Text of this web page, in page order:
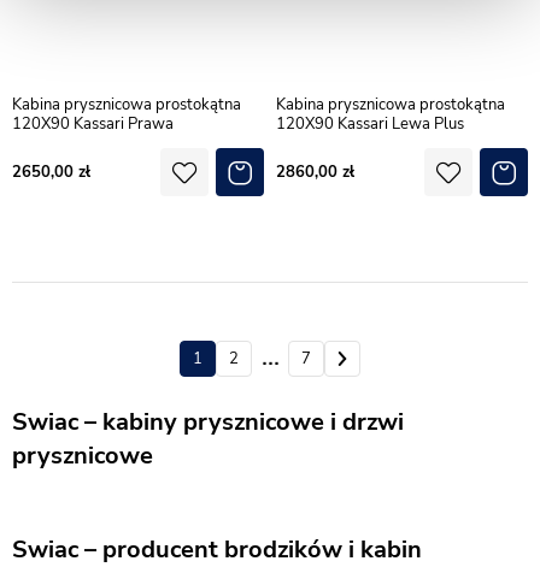
Swiac – kabiny prysznicowe i drzwi
prysznicowe
Swiac – producent brodzików i kabin
Kabina prysznicowa prostokątna
120X90 Kassari Prawa
2650,00
Kabina prysznicowa prostokątna
120X90 Kassari Lewa Plus
2860,00
1 2 6 7